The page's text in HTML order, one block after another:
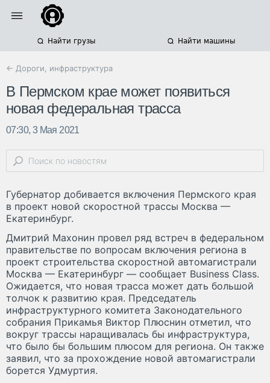
Найти грузы Найти машины
← Дороги, инфраструктура
В Пермском крае может появиться
новая федеральная трасса
07:30, 3 Мая 2021
Губернатор добивается включения Пермского края
в проект новой скоростной трассы Москва —
Екатеринбург.
Дмитрий Махонин провел ряд встреч в федеральном
правительстве по вопросам включения региона в
проект строительства скоростной автомагистрали
Москва — Екатеринбург — сообщает Business Class.
Ожидается, что новая трасса может дать большой
толчок к развитию края. Председатель
инфраструктурного комитета Законодательного
собрания Прикамья Виктор Плюснин отметил, что
вокруг трассы наращивалась бы инфраструктура,
что было бы большим плюсом для региона. Он также
заявил, что за прохождение новой автомагистрали
борется Удмуртия.